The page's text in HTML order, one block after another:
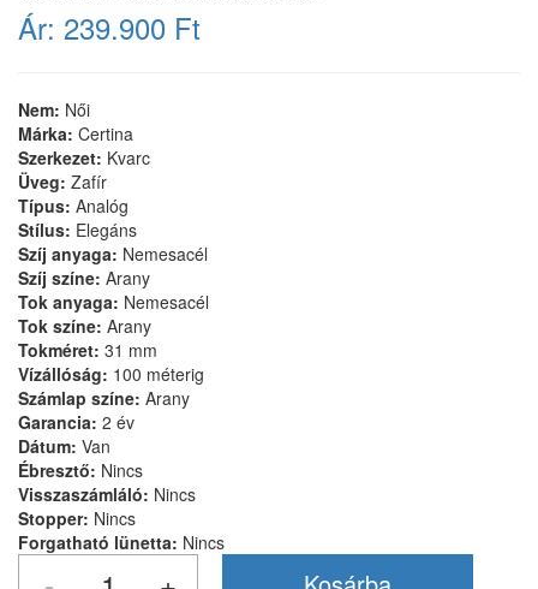
Ár: 239.900 Ft
Nem: Női
Márka: Certina
Szerkezet: Kvarc
Üveg: Zafír
Típus: Analóg
Stílus: Elegáns
Szíj anyaga: Nemesacél
Szíj színe: Arany
Tok anyaga: Nemesacél
Tok színe: Arany
Tokméret: 31 mm
Vízállóság: 100 méterig
Számlap színe: Arany
Garancia: 2 év
Dátum: Van
Ébresztő: Nincs
Visszaszámláló: Nincs
Stopper: Nincs
Forgatható lünetta: Nincs